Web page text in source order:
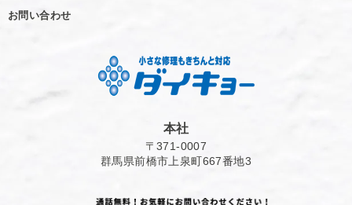
お問い合わせ
本社
〒371-0007
群馬県前橋市上泉町667番地3